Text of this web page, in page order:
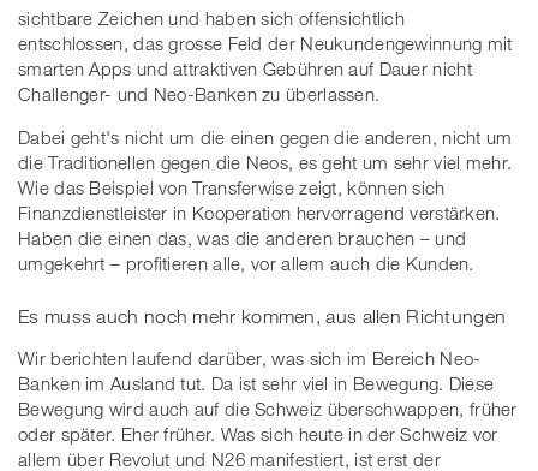
sichtbare Zeichen und haben sich offensichtlich
entschlossen, das grosse Feld der Neukundengewinnung mit
smarten Apps und attraktiven Gebühren auf Dauer nicht
Challenger- und Neo-Banken zu überlassen.
Dabei geht's nicht um die einen gegen die anderen, nicht um
die Traditionellen gegen die Neos, es geht um sehr viel mehr.
Wie das Beispiel von Transferwise zeigt, können sich
Finanzdienstleister in Kooperation hervorragend verstärken.
Haben die einen das, was die anderen brauchen – und
umgekehrt – profitieren alle, vor allem auch die Kunden.
Es muss auch noch mehr kommen, aus allen Richtungen
Wir berichten laufend darüber, was sich im Bereich Neo-
Banken im Ausland tut. Da ist sehr viel in Bewegung. Diese
Bewegung wird auch auf die Schweiz überschwappen, früher
oder später. Eher früher. Was sich heute in der Schweiz vor
allem über Revolut und N26 manifestiert, ist erst der